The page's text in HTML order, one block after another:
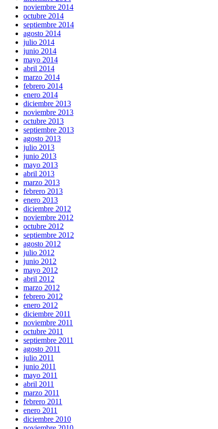
noviembre 2014
octubre 2014
septiembre 2014
agosto 2014
julio 2014
junio 2014
mayo 2014
abril 2014
marzo 2014
febrero 2014
enero 2014
diciembre 2013
noviembre 2013
octubre 2013
septiembre 2013
agosto 2013
julio 2013
junio 2013
mayo 2013
abril 2013
marzo 2013
febrero 2013
enero 2013
diciembre 2012
noviembre 2012
octubre 2012
septiembre 2012
agosto 2012
julio 2012
junio 2012
mayo 2012
abril 2012
marzo 2012
febrero 2012
enero 2012
diciembre 2011
noviembre 2011
octubre 2011
septiembre 2011
agosto 2011
julio 2011
junio 2011
mayo 2011
abril 2011
marzo 2011
febrero 2011
enero 2011
diciembre 2010